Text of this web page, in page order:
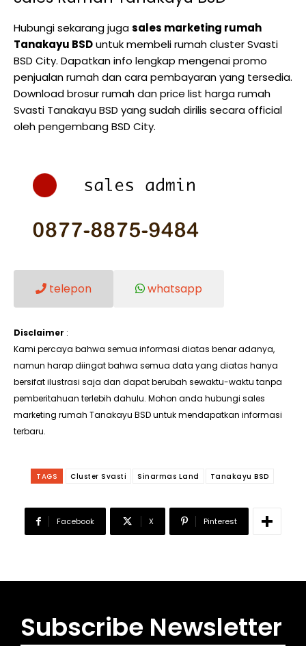
Hubungi sekarang jugasales marketing rumah
Tanakayu BSDuntuk membeli rumah cluster Svasti
BSD City. Dapatkan info lengkap mengenai promo
penjualan rumah dan cara pembayaran yang tersedia.
Download brosur rumah dan price list harga rumah
Svasti Tanakayu BSD yang sudah dirilis secara official
oleh pengembang BSD City.
telepon whatsapp
Disclaimer :
Kami percaya bahwa semua informasi diatas benar adanya,
namun harap diingat bahwa semua data yang diatas hanya
bersifat ilustrasi saja dan dapat berubah sewaktu-waktu tanpa
pemberitahuan terlebih dahulu. Mohon anda hubungi sales
marketing rumah Tanakayu BSD untuk mendapatkan informasi
terbaru.
TAGS Cluster Svasti Sinarmas Land Tanakayu BSD
Facebook X Pinterest
Subscribe Newsletter